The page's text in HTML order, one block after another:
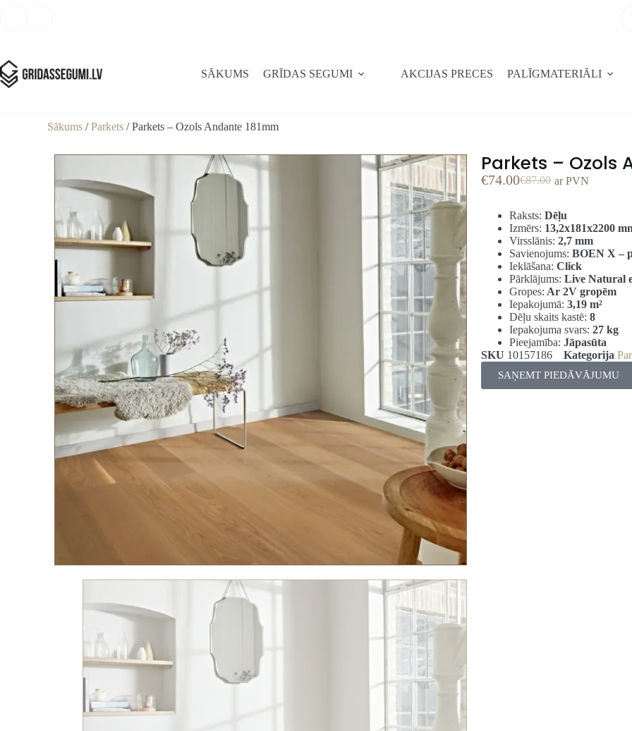
SĀKUMS GRĪDAS SEGUMI AKCIJAS PRECES PALĪGMATERIĀLI
Sākums /Parkets / Parkets – Ozols Andante 181mm
Parkets – Ozols
€87.00
€74.00 ar PVN
Raksts: Dēļu
Izmērs: 13,2x181x2200
Virsslānis: 2,7 mm
Savienojums: BOEN X –
Ieklāšana: Click
Pārklājums: Live Natural
Gropes: Ar 2V gropēm
Iepakojumā: 3,19 m²
Dēļu skaits kastē: 8
Iepakojuma svars: 27 kg
Pieejamība: Jāpasūta
SKU 10157186 Kategorija
SAŅEMT PIEDĀVĀJUMU